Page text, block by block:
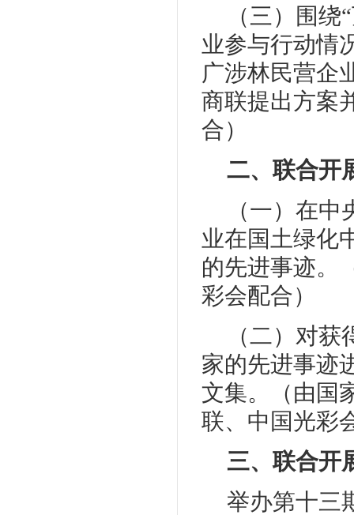
（三）围
业参与行动情
广涉林民营企
商联提出方案
合）
二、联合开
（一）在
业在国土绿化
的先进事迹。
彩会配合）
（二）对
家的先进事迹
文集。（由国
联、中国光彩
三、联合开
举办第十三